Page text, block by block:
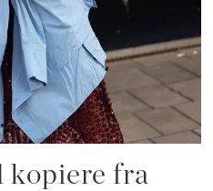
kopiere fra